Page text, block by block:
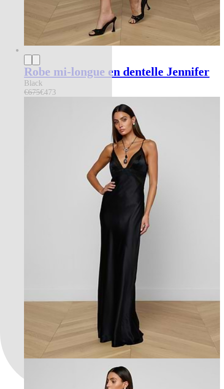
Robe mi-longue en dentelle Jennifer
Black
€675€473